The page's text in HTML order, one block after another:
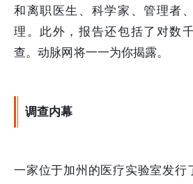
和离职医生、科学家、管理者
理。此外，报告还包括了对数
查。动脉网将一一为你揭露。
调查内幕
一家位于加州的医疗实验室发行